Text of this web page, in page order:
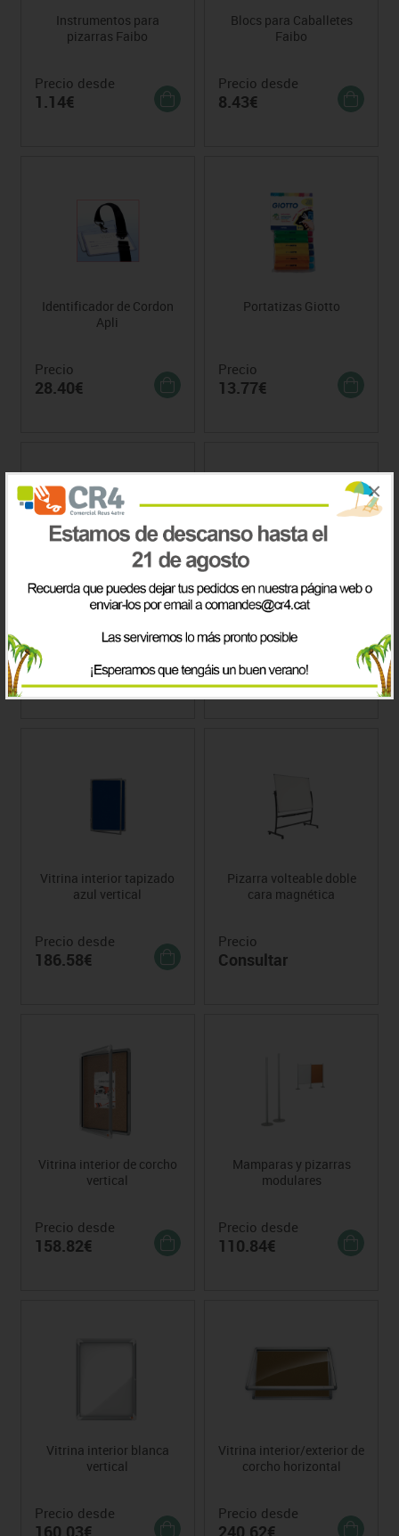
×
Instrumentos para
pizarras Faibo
Precio desde
1.14€
Blocs para Caballetes
Faibo
Precio desde
8.43€
Identificador de Cordon
Apli
Precio
28.40€
Portatizas Giotto
Precio
13.77€
Pizarra Blanca Faibo con
Marco de Fibra
Precio desde
58.35€
Tablero de Anuncios de
Corcho Marco Aluminio
61.40€
Vitrina interior tapizado
azul vertical
Precio desde
186.58€
Pizarra volteable doble
cara magnética
Precio
Consultar
Vitrina interior de corcho
vertical
Precio desde
158.82€
Mamparas y pizarras
modulares
Precio desde
110.84€
Vitrina interior blanca
vertical
Precio desde
Vitrina interior/exterior de
corcho horizontal
Precio desde